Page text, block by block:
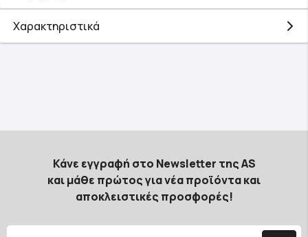
Χαρακτηριστικά
Κάνε εγγραφή στο Newsletter της AS
και μάθε πρώτος για νέα προϊόντα και
αποκλειστικές προσφορές!